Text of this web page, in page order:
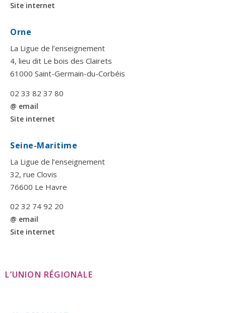
Site internet
Orne
La Ligue de l’enseignement
4, lieu dit Le bois des Clairets
61000 Saint-Germain-du-Corbéis
02 33 82 37 80
@ email
Site internet
Seine-Maritime
La Ligue de l’enseignement
32, rue Clovis
76600 Le Havre
02 32 74 92 20
@ email
Site internet
L’UNION RÉGIONALE